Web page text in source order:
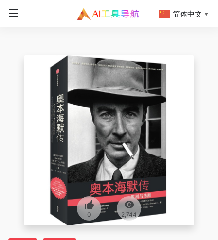
0 2,744
简体中文 ▼